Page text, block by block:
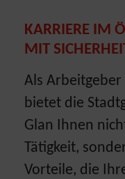
KARRIERE IM
MIT
Als
bietet die
Glan Ihnen
Tätigkeit,
Vorteile, die